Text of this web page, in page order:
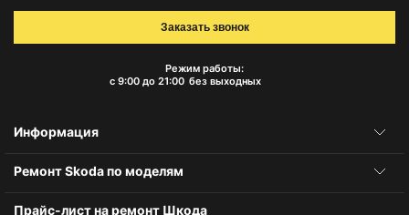
Режим работы:
с 9:00 до 21:00 без выходных
Заказать звонок
Информация
Ремонт Skoda по моделям
Прайс-лист на ремонт Шкода